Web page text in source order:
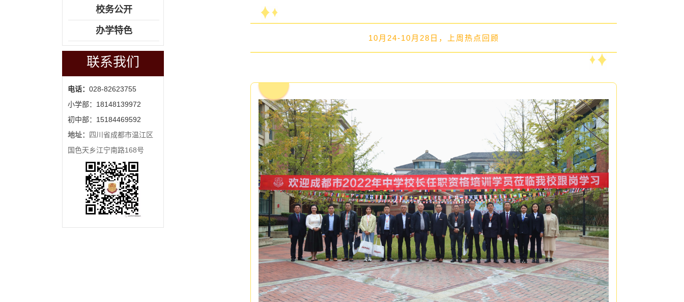
校务公开
办学特色
联系我们
电话： 028-82623755
小学部：18148139972
初中部：15184469592
地址：
四川省成都市温江区
国色天乡江宁南路168号
10月24-10月28日，上周热点回顾